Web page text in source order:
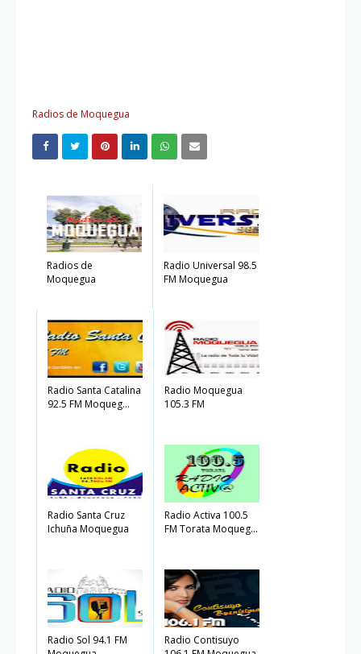
Radios de Moquegua
Radios de
Moquegua
Radio Universal 98.5
FM Moquegua
Radio Santa Catalina
92.5 FM Moqueg...
Radio Moquegua
105.3 FM
Radio Santa Cruz
Ichuña Moquegua
Radio Activa 100.5
FM Torata Moqueg...
Radio Sol 94.1 FM
Radio Contisuyo